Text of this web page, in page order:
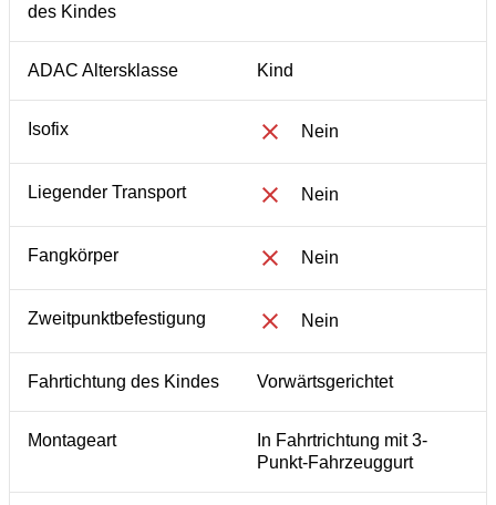
des Kindes
ADAC Altersklasse Kind
Isofix Nein
Liegender Transport Nein
Fangkörper Nein
Zweitpunktbefestigung Nein
Fahrtichtung des Kindes Vorwärtsgerichtet
Montageart
In Fahrtrichtung mit 3-
Punkt-Fahrzeuggurt